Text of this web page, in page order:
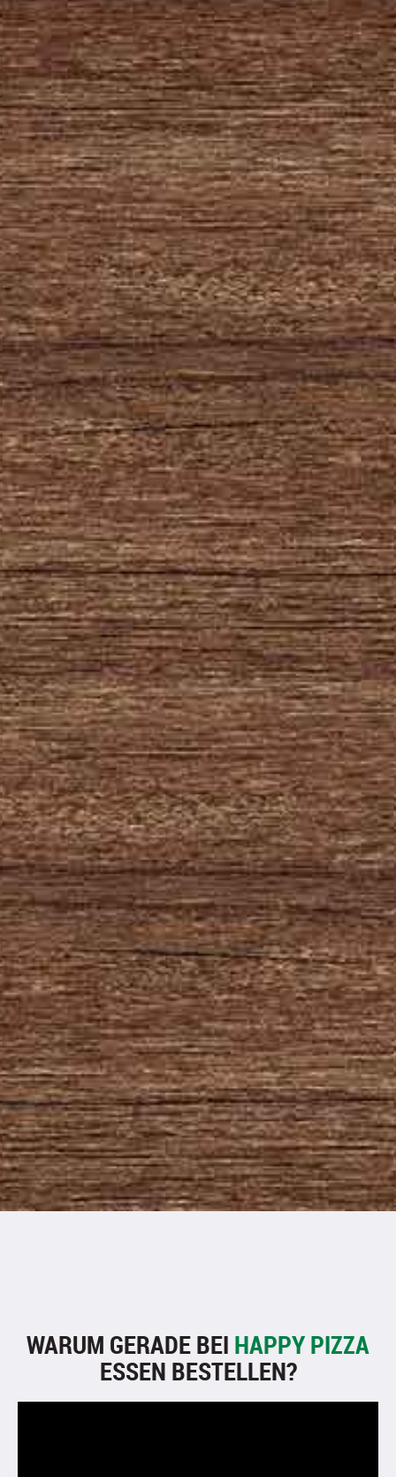
WARUM GERADE BEI HAPPY PIZZA
ESSEN BESTELLEN?